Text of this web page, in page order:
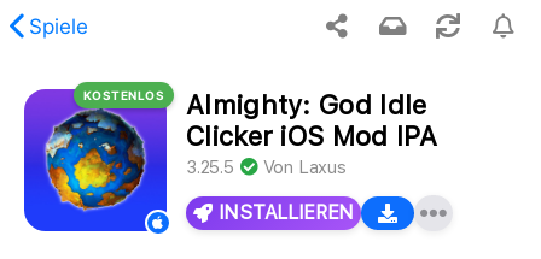
Spiele
der angeforderte Inhalt wurde nicht gefunden.
KOSTENLOS
Almighty: God Idle
Clicker iOS Mod IPA
3.25.5 Von Laxus
INSTALLIEREN